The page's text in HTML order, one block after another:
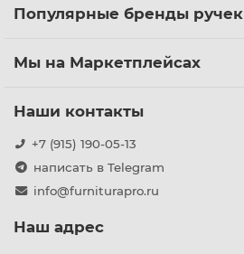
Популярные бренды ручек
Мы на Маркетплейсах
Наши контакты
+7 (915) 190-05-13
написать в Telegram
info@furniturapro.ru
Наш адрес